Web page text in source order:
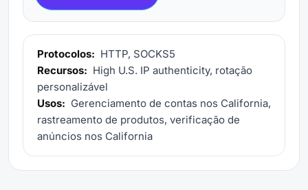
Protocolos: HTTP, SOCKS5
Recursos: High U.S. IP authenticity, rotação
personalizável
Usos: Gerenciamento de contas nos California,
rastreamento de produtos, verificação de
anúncios nos California